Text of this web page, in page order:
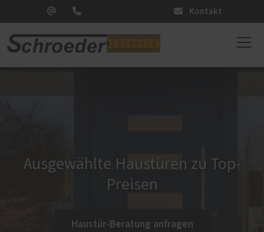
Kontakt
Ausgewählte Haustüren zu Top-
Preisen
Haustür-Beratung anfragen